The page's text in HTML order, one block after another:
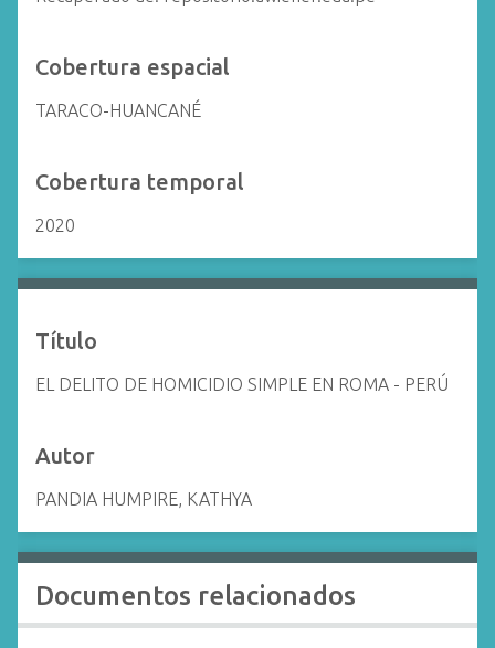
Cobertura espacial
TARACO-HUANCANÉ
Cobertura temporal
2020
Título
EL DELITO DE HOMICIDIO SIMPLE EN ROMA - PERÚ
Autor
PANDIA HUMPIRE, KATHYA
Documentos relacionados